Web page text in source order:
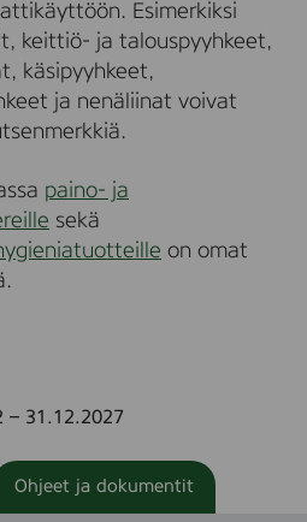
Esimerkiksi
keittiö- ja talouspyyhkeet,
käsipyyhkeet,
ja nenäliinat voivat
paino- ja
sekä
on omat
– 31.12.2027
Ohjeet ja dokumentit